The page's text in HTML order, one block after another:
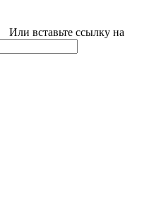
Или вставьте ссылку на